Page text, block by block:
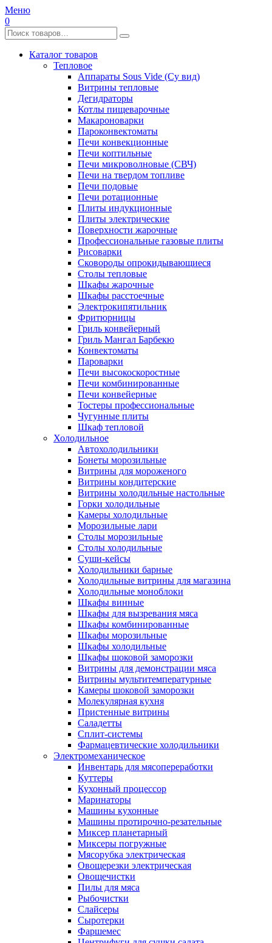
Меню
0
Каталог товаров
Тепловое
Аппараты Sous Vide (Су вид)
Витрины тепловые
Дегидраторы
Котлы пищеварочные
Макароноварки
Пароконвектоматы
Печи конвекционные
Печи коптильные
Печи микроволновые (СВЧ)
Печи на твердом топливе
Печи подовые
Печи ротационные
Плиты индукционные
Плиты электрические
Поверхности жарочные
Профессиональные газовые плиты
Рисоварки
Сковороды опрокидывающиеся
Столы тепловые
Шкафы жарочные
Шкафы расстоечные
Электрокипятильник
Фритюрницы
Гриль конвейерный
Гриль Мангал Барбекю
Конвектоматы
Пароварки
Печи высокоскоростные
Печи комбинированные
Печи конвейерные
Тостеры профессиональные
Чугунные плиты
Шкаф тепловой
Холодильное
Автохолодильники
Бонеты морозильные
Витрины для мороженого
Витрины кондитерские
Витрины холодильные настольные
Горки холодильные
Камеры холодильные
Морозильные лари
Столы морозильные
Столы холодильные
Суши-кейсы
Холодильники барные
Холодильные витрины для магазина
Холодильные моноблоки
Шкафы винные
Шкафы для вызревания мяса
Шкафы комбинированные
Шкафы морозильные
Шкафы холодильные
Шкафы шоковой заморозки
Витрины для демонстрации мяса
Витрины мультитемпературные
Камеры шоковой заморозки
Молекулярная кухня
Пристенные витрины
Саладетты
Сплит-системы
Фармацевтические холодильники
Электромеханическое
Инвентарь для мясопереработки
Куттеры
Кухонный процессор
Маринаторы
Машины кухонные
Машины протирочно-резательные
Миксер планетарный
Миксеры погружные
Мясорубка электрическая
Овощерезки электрическая
Овощечистки
Пилы для мяса
Рыбочистки
Слайсеры
Сыротерки
Фаршемес